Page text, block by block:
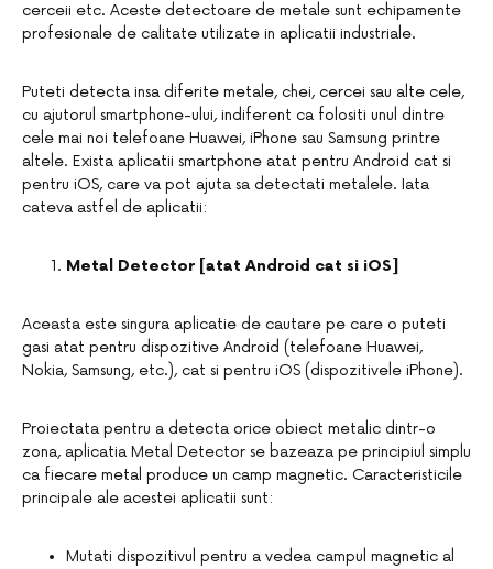
cerceii etc. Aceste detectoare de metale sunt echipamente
profesionale de calitate utilizate in aplicatii industriale.
Puteti detecta insa diferite metale, chei, cercei sau alte cele,
cu ajutorul smartphone-ului, indiferent ca folositi unul dintre
cele mai noi telefoane Huawei, iPhone sau Samsung printre
altele. Exista aplicatii smartphone atat pentru Android cat si
pentru iOS, care va pot ajuta sa detectati metalele. Iata
cateva astfel de aplicatii:
Metal Detector [atat Android cat si iOS]
Aceasta este singura aplicatie de cautare pe care o puteti
gasi atat pentru dispozitive Android (telefoane Huawei,
Nokia, Samsung, etc.), cat si pentru iOS (dispozitivele iPhone).
Proiectata pentru a detecta orice obiect metalic dintr-o
zona, aplicatia Metal Detector se bazeaza pe principiul simplu
ca fiecare metal produce un camp magnetic. Caracteristicile
principale ale acestei aplicatii sunt:
Mutati dispozitivul pentru a vedea campul magnetic al